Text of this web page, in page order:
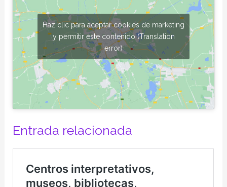
Haz clic para aceptar cookies de marketing
y permitir este contenido (Translation
error)
Entrada relacionada